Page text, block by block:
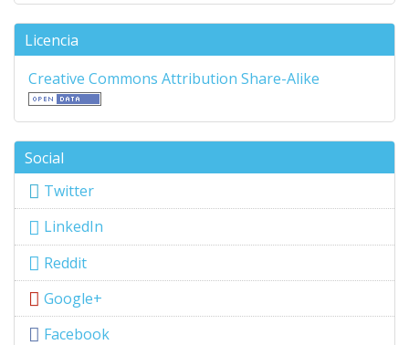
Licencia
Creative Commons Attribution Share-Alike
Social
Twitter
LinkedIn
Reddit
Google+
Facebook